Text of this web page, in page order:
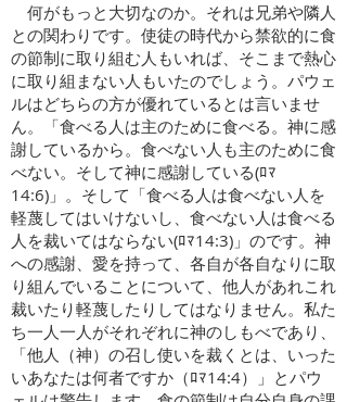
何がもっと大切なのか。それは兄弟や隣人
との関わりです。使徒の時代から禁欲的に食
の節制に取り組む人もいれば、そこまで熱心
に取り組まない人もいたのでしょう。パウェ
ルはどちらの方が優れているとは言いませ
ん。「食べる人は主のために食べる。神に感
謝しているから。食べない人も主のために食
べない。そして神に感謝している(ﾛﾏ
14:6)」。そして「食べる人は食べない人を
軽蔑してはいけないし、食べない人は食べる
人を裁いてはならない(ﾛﾏ14:3)」のです。神
への感謝、愛を持って、各自が各自なりに取
り組んでいることについて、他人があれこれ
裁いたり軽蔑したりしてはなりません。私た
ち一人一人がそれぞれに神のしもべであり、
「他人（神）の召し使いを裁くとは、いった
いあなたは何者ですか（ﾛﾏ14:4）」とパウ